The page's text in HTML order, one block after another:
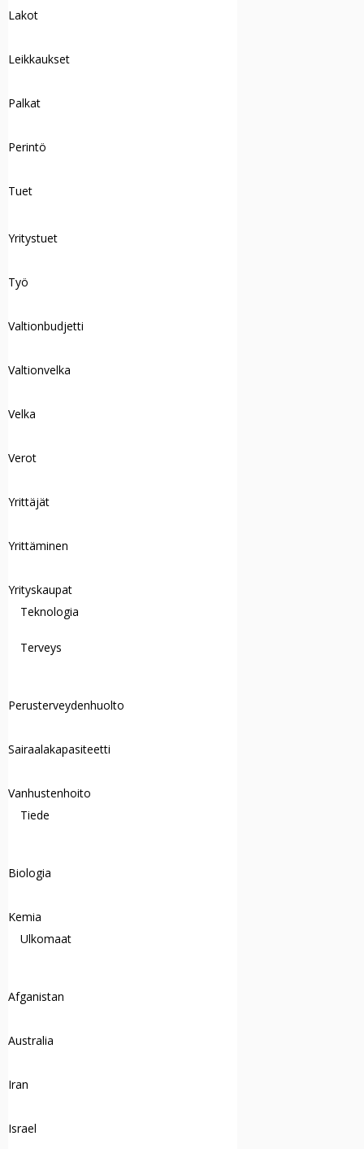
Lakot
Leikkaukset
Palkat
Perintö
Tuet
Yritystuet
Työ
Valtionbudjetti
Valtionvelka
Velka
Verot
Yrittäjät
Yrittäminen
Yrityskaupat
Teknologia
Terveys
Perusterveydenhuolto
Sairaalakapasiteetti
Vanhustenhoito
Tiede
Biologia
Kemia
Ulkomaat
Afganistan
Australia
Iran
Israel